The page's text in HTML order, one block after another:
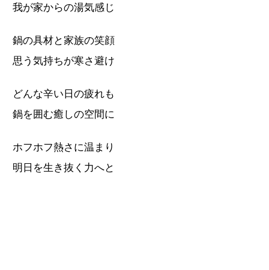
我が家からの湯気感じ
鍋の具材と家族の笑顔
思う気持ちが寒さ避け
どんな辛い日の疲れも
鍋を囲む癒しの空間に
ホフホフ熱さに温まり
明日を生き抜く力へと